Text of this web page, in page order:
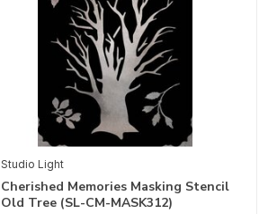
Studio Light
Cherished Memories Masking Stencil
Old Tree (SL-CM-MASK312)